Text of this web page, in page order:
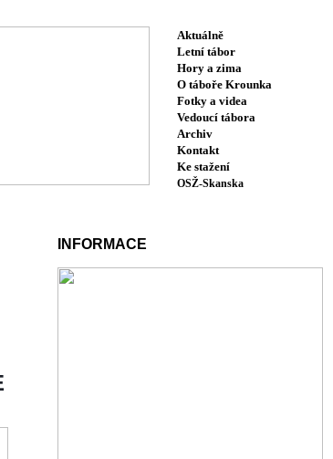
Aktuálně
Letní tábor
Hory a zima
O táboře Krounka
Fotky a videa
Vedoucí tábora
Archiv
Kontakt
Ke stažení
OSŽ-Skanska
INFORMACE